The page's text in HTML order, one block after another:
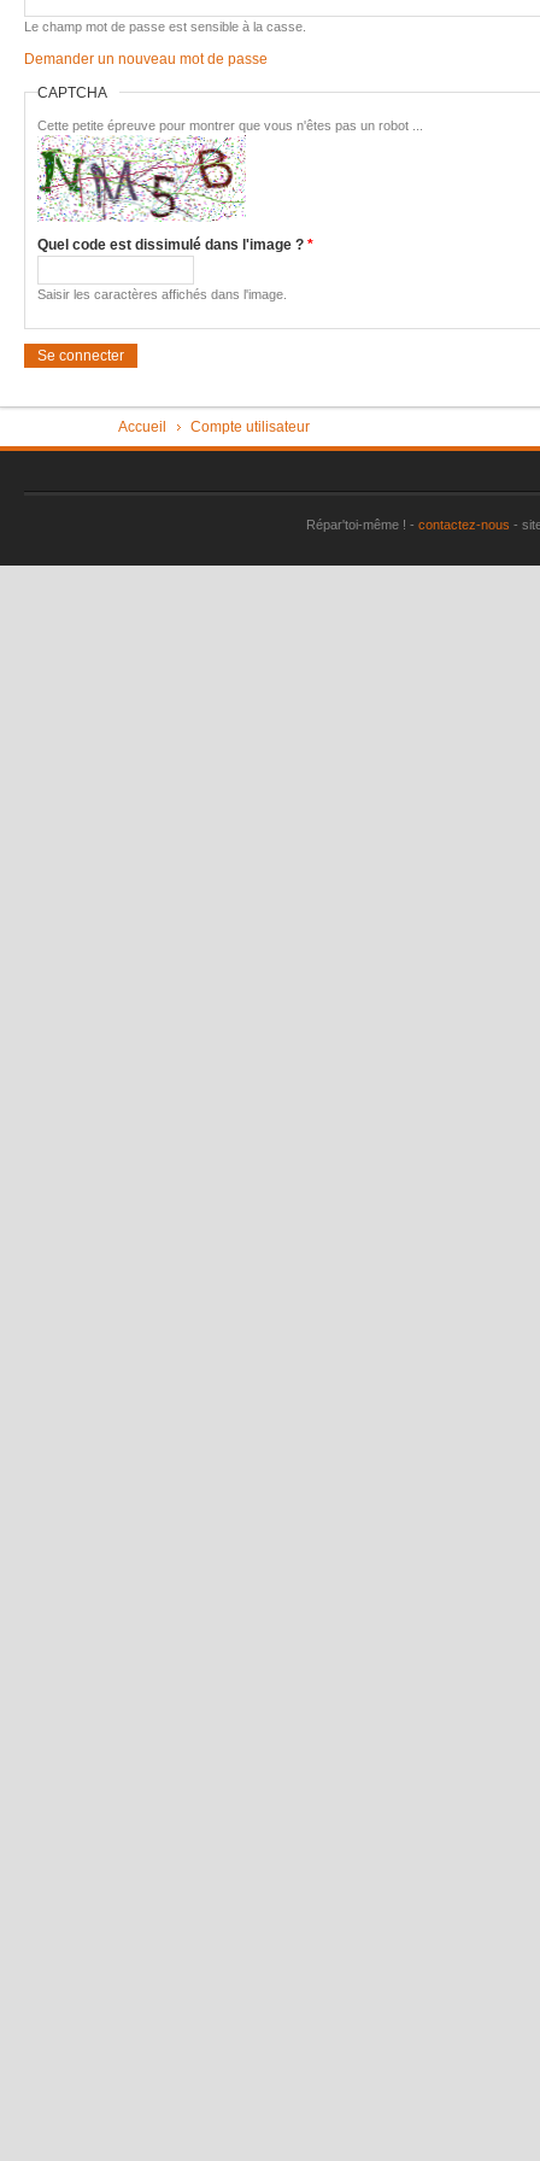
Imac très
Pièce
Friteuse
Porte de
Le champ mot de passe est sensible à la casse.
Demander un nouveau mot de passe
CAPTCHA
Cette petite épreuve pour montrer que vous n'êtes pas un robot ...
Quel code est dissimulé dans l'image ? *
Saisir les caractères affichés dans l'image.
Accueil Compte utilisateur
Répar'toi-même ! - contactez-nous -